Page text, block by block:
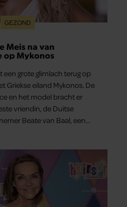
GEZOND
Meis na van
op Mykonos
een grote glimlach terug op
Griekse eiland Mykonos. De
en het model bracht er
vriendin, de Duitse
Beate van Baal, een
ze hoe bijzonder de reis